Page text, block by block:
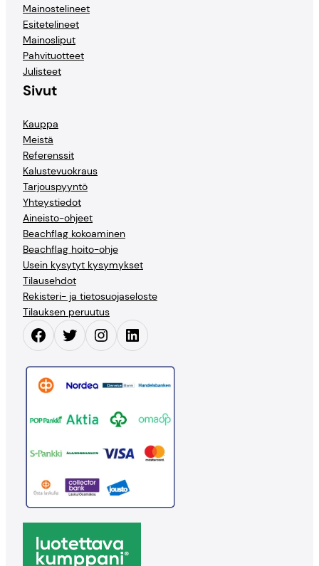
Mainostelineet
Esitetelineet
Mainosliput
Pahvituotteet
Julisteet
Sivut
Kauppa
Meistä
Referenssit
Kalustevuokraus
Tarjouspyyntö
Yhteystiedot
Aineisto-ohjeet
Beachflag kokoaminen
Beachflag hoito-ohje
Usein kysytyt kysymykset
Tilausehdot
Rekisteri- ja tietosuojaseloste
Tilauksen peruutus
Facebook Twitter Instagram LinkedIn